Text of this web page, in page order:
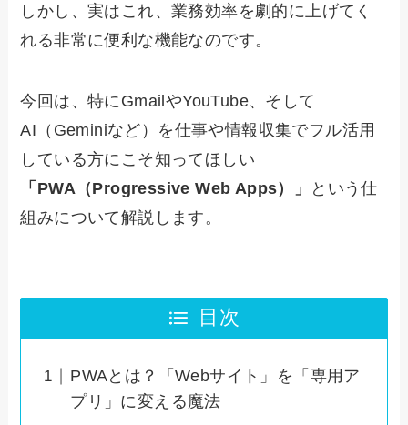
しかし、実はこれ、業務効率を劇的に上げてく
れる非常に便利な機能なのです。
今回は、特にGmailやYouTube、そして
AI（Geminiなど）を仕事や情報収集でフル活用
している方にこそ知ってほしい
「PWA（Progressive Web Apps）」
という仕
組みについて解説します。
目次
PWAとは？「Webサイト」を「専用ア
プリ」に変える魔法